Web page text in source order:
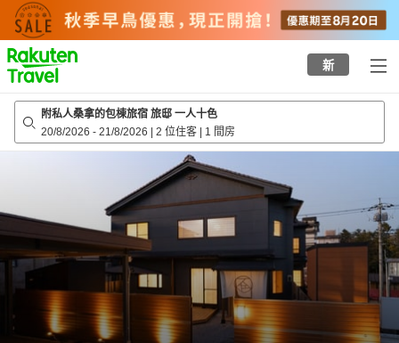
to
top
page
新
附私人桑拿的包棟旅宿 旅邸 一人十色
20/8/2026 - 21/8/2026 | 2 位住客 | 1 間房